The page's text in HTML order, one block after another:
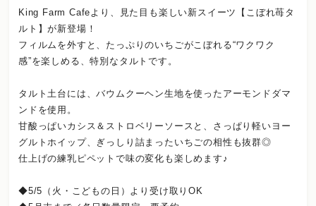
King Farm Cafeより、見た目も楽しい新スイーツ【こぼれ苺タ
ルト】が新登場！
フィルムを外すと、たっぷりのいちごがこぼれる“ワクワク
感”を楽しめる、特別なタルトです。
タルト土台には、バウムクーヘン生地を使ったアーモンドダマ
ンドを使用。
甘酸っぱいカシス＆ストロベリーソースと、さっぱり軽いヨー
グルトホイップ、ぎっしり詰まったいちごの相性も抜群◎
仕上げの練乳ピペットで味の変化も楽しめます♪
◆5/5（火・こどもの日）より受け取りOK